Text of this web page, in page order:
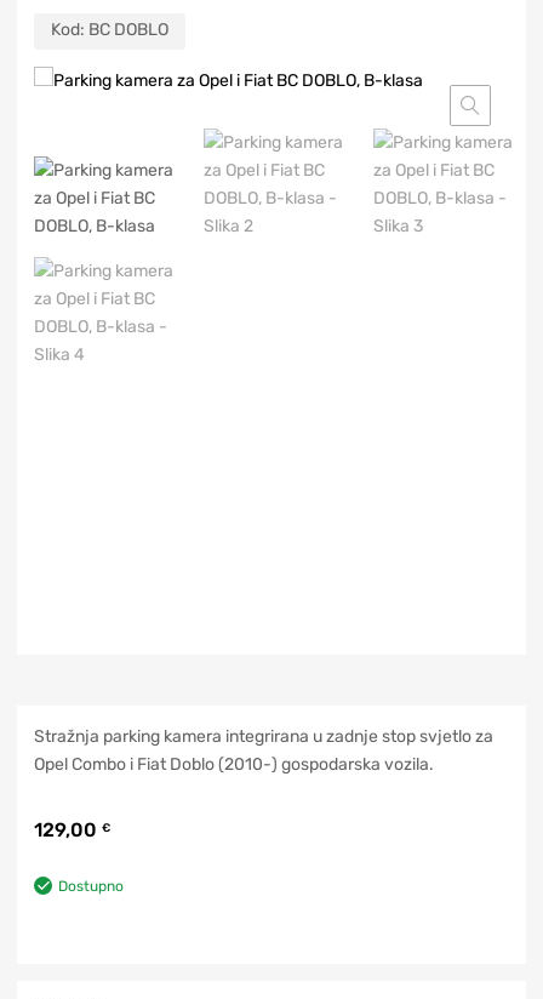
Kod: BC DOBLO
Stražnja parking kamera integrirana u zadnje stop svjetlo za
Opel Combo i Fiat Doblo (2010-) gospodarska vozila.
129,00 €
Dostupno